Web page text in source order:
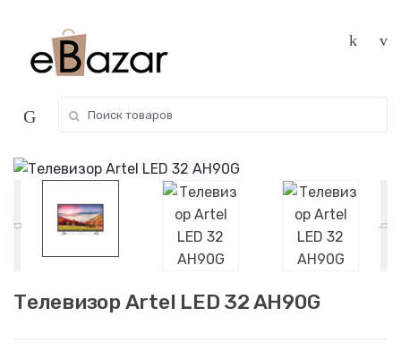
navigation
content
for:
Телевизор Artel LED 32 AH90G